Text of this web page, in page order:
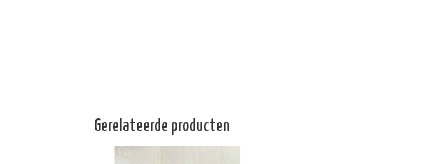
Gerelateerde producten